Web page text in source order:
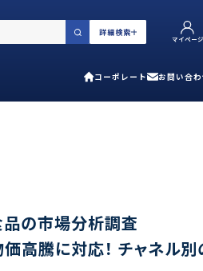
詳細検索
マイページ
コーポレート お問い合わ
の市場分析調査
高騰に対応！ チャネル